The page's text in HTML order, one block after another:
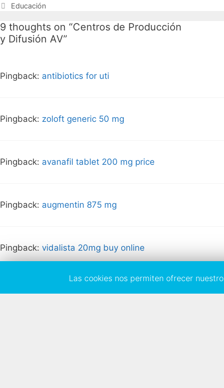
navigation
Educación
9 thoughts on “Centros de Producción
y Difusión AV”
Pingback: antibiotics for uti
Pingback: zoloft generic 50 mg
Pingback: avanafil tablet 200 mg price
Pingback: augmentin 875 mg
Pingback: vidalista 20mg buy online
Las cookies nos permiten ofrecer